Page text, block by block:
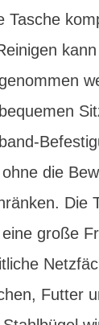
Tasche
die
Die
große
Futter